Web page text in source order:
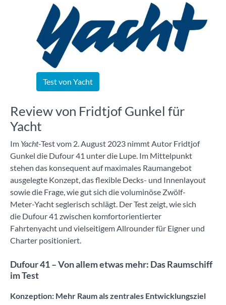
Review von Fridtjof Gunkel für
Yacht
Im Yacht-Test vom 2. August 2023 nimmt Autor Fridtjof
Gunkel die Dufour 41 unter die Lupe. Im Mittelpunkt
stehen das konsequent auf maximales Raumangebot
ausgelegte Konzept, das flexible Decks- und Innenlayout
sowie die Frage, wie gut sich die voluminöse Zwölf-
Meter-Yacht seglerisch schlägt. Der Test zeigt, wie sich
die Dufour 41 zwischen komfortorientierter
Fahrtenyacht und vielseitigem Allrounder für Eigner und
Charter positioniert.
Test von Yacht
Dufour 41 – Von allem etwas mehr: Das Raumschiff
im Test
Konzeption: Mehr Raum als zentrales Entwicklungsziel